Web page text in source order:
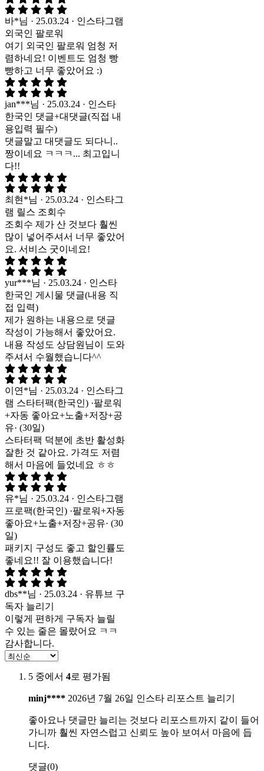
바*님 · 25.03.24 · 인스타그램
외국인 팔로워
여기 외국인 팔로워 엄청 저
렴하네요! 이벤트도 엄청 빵
빵하고 너무 좋았어요 :)
jan***님 · 25.03.24 · 인스타
한국인 댓글+대댓글(직접 내
용입력 필수)
댓글말고 대댓글도 되다니..
짱이네요 ㅋㅋㅋ... 최고입니
다!!
최현*님 · 25.03.24 · 인스타그
램 릴스 조회수
조회수 제가 산 것보다 훨씬
많이 넣어주셔서 너무 좋았어
요. 서비스 굿이네요!
yur***님 · 25.03.24 · 인스타
한국인 게시물 댓글(내용 직
접 입력)
제가 원하는 내용으로 댓글
작성이 가능해서 좋았어요.
내용 작성도 상담원님이 도와
주셔서 수월했습니다^^
이연*님 · 25.03.24 · 인스타그
램 스타터팩(한국인) ·팔로워
+자동 좋아요+노출+저장+공
유· (30일)
스타터팩 덕분에 초반 활성화
잘한 것 같아요. 가격도 저렴
해서 마음에 들었네요 ㅎㅎ
유*님 · 25.03.24 · 인스타그램
프로팩(한국인) ·팔로워+자동
좋아요+노출+저장+공유· (30
일)
패키지 구성도 좋고 할인률도
좋네요!! 잘 이용했습니다!
dbs**님 · 25.03.24 · 유튜브 구
독자 늘리기
이렇게 편하게 구독자 늘릴
수 있는 줄은 몰랐어요 ㅋㅋ
감사합니다.
5 중에서 4로 평가됨
minj**** 2026년 7월 26일 인스타 리포스트 늘리기
좋아요나 댓글만 늘리는 것보다 리포스트까지 같이 들어
가니까 훨씬 자연스럽고 신뢰도 높아 보여서 마음에 듭
니다.
댓글(0)